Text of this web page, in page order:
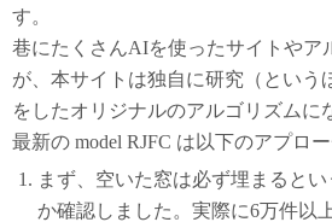
す。
巷にたくさんAIを使ったサイトやア
が、本サイトは独自に研究（という
をしたオリジナルのアルゴリズムに
最新の model RJFC は以下のアプロ
まず、空いた窓は必ず埋まると
か確認しました。実際に6万件以